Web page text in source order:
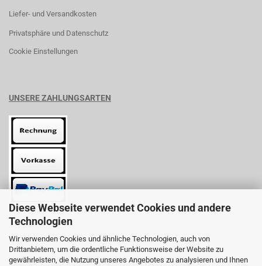
Diese Webseite verwendet Cookies und andere
Technologien
Wir verwenden Cookies und ähnliche Technologien, auch von
Drittanbietern, um die ordentliche Funktionsweise der Website zu
gewährleisten, die Nutzung unseres Angebotes zu analysieren und Ihnen
Liefer- und Versandkosten
Privatsphäre und Datenschutz
Cookie Einstellungen
UNSERE ZAHLUNGSARTEN